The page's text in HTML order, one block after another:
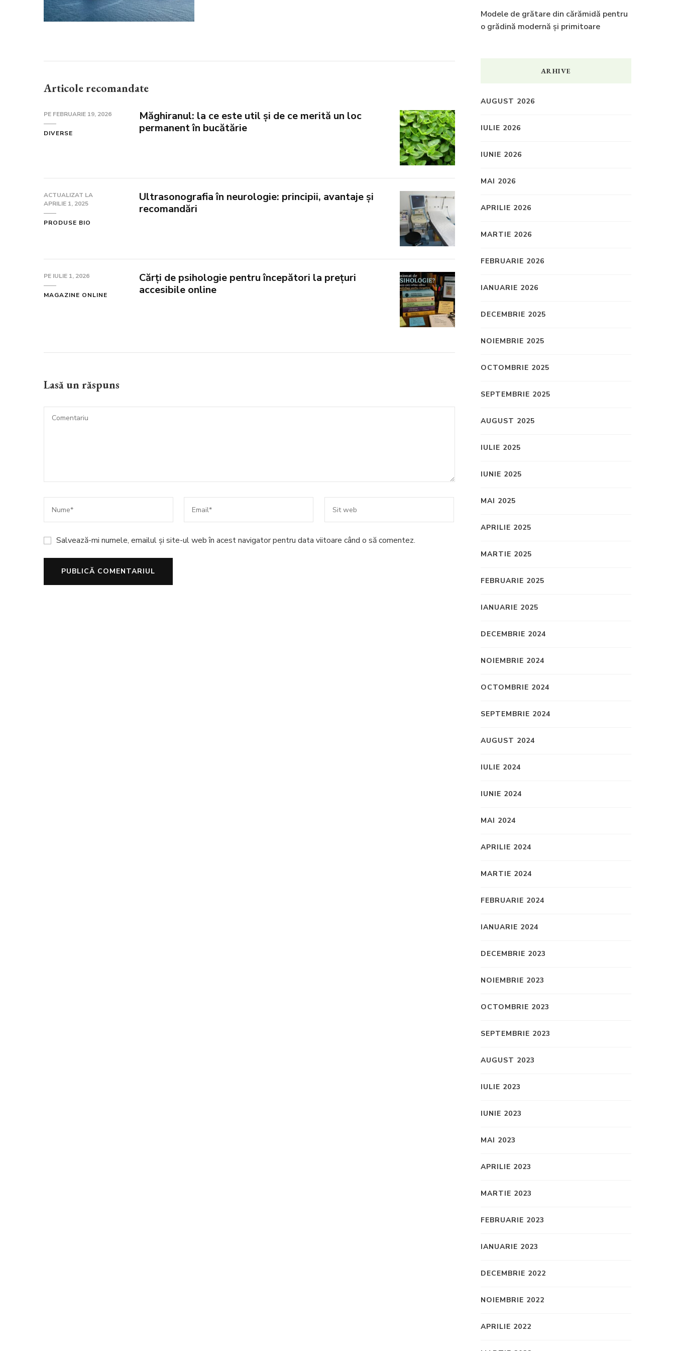
Articole recomandate
PE FEBRUARIE 19, 2026
DIVERSE
Măghiranul: la ce este util și de ce merită un loc
permanent în bucătărie
ACTUALIZAT LA
APRILIE 1, 2025
PRODUSE BIO
Ultrasonografia în neurologie: principii, avantaje și
recomandări
PE IULIE 1, 2026
MAGAZINE ONLINE
Cărți de psihologie pentru începători la prețuri
accesibile online
Lasă un răspuns
Salvează-mi numele, emailul și site-ul web în acest navigator pentru data viitoare când o să comentez.
Modele de grătare din cărămidă pentru
o grădină modernă și primitoare
ARHIVE
AUGUST 2026
IULIE 2026
IUNIE 2026
MAI 2026
APRILIE 2026
MARTIE 2026
FEBRUARIE 2026
IANUARIE 2026
DECEMBRIE 2025
NOIEMBRIE 2025
OCTOMBRIE 2025
SEPTEMBRIE 2025
AUGUST 2025
IULIE 2025
IUNIE 2025
MAI 2025
APRILIE 2025
MARTIE 2025
FEBRUARIE 2025
IANUARIE 2025
DECEMBRIE 2024
NOIEMBRIE 2024
OCTOMBRIE 2024
SEPTEMBRIE 2024
AUGUST 2024
IULIE 2024
IUNIE 2024
MAI 2024
APRILIE 2024
MARTIE 2024
FEBRUARIE 2024
IANUARIE 2024
DECEMBRIE 2023
NOIEMBRIE 2023
OCTOMBRIE 2023
SEPTEMBRIE 2023
AUGUST 2023
IULIE 2023
IUNIE 2023
MAI 2023
APRILIE 2023
MARTIE 2023
FEBRUARIE 2023
IANUARIE 2023
DECEMBRIE 2022
NOIEMBRIE 2022
APRILIE 2022